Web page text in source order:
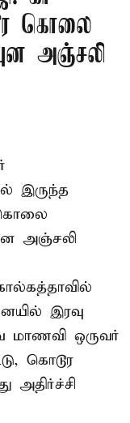
கொலை
அஞ்சலி
இருந்த
கொலை
அஞ்சலி
இரவு
மாணவி ஒருவர்
கொடூர